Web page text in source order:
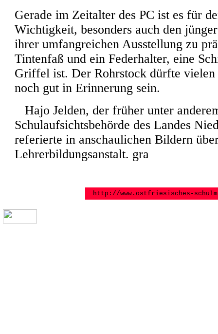
Gerade im Zeitalter des PC ist es für
Wichtigkeit, besonders auch den
ihrer umfangreichen Ausstellung zu
Tintenfaß und ein Federhalter, eine
Griffel ist. Der Rohrstock dürfte vielen
noch gut in Erinnerung sein.
Hajo Jelden, der früher unter
Schulaufsichtsbehörde des Landes
referierte in anschaulichen Bildern
Lehrerbildungsanstalt. gra
http://www.ostfriesisches-